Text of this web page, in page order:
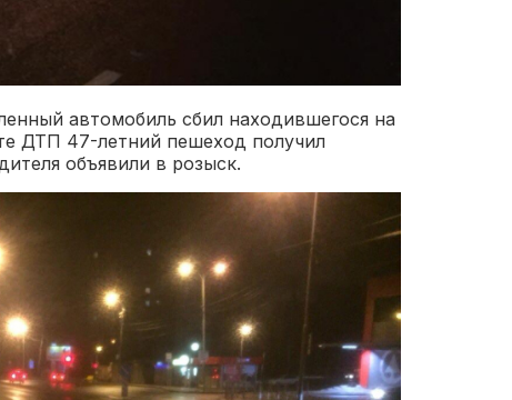
автомобиль сбил находившегося на
ДТП 47-летний пешеход получил
объявили в розыск.